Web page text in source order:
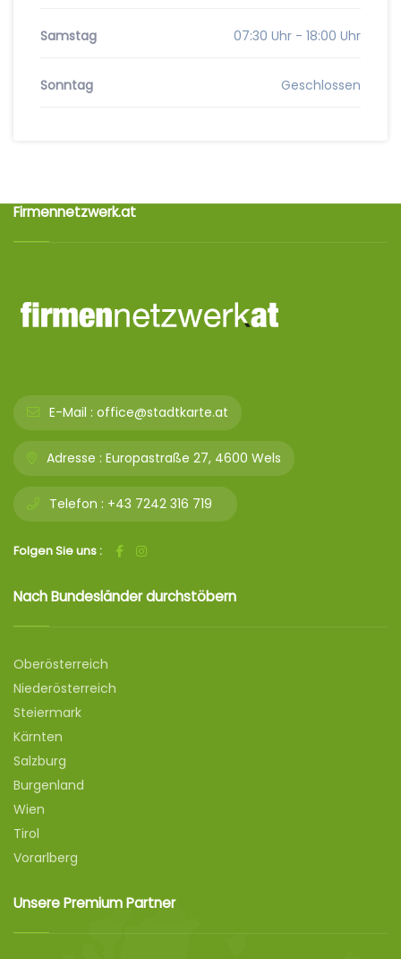
Samstag 07:30 Uhr - 18:00 Uhr
Sonntag Geschlossen
Firmennetzwerk.at
E-Mail : office@stadtkarte.at
Adresse : Europastraße 27, 4600 Wels
Telefon : +43 7242 316 719
Folgen Sie uns :
Nach Bundesländer durchstöbern
Oberösterreich
Niederösterreich
Steiermark
Kärnten
Salzburg
Burgenland
Wien
Tirol
Vorarlberg
Unsere Premium Partner